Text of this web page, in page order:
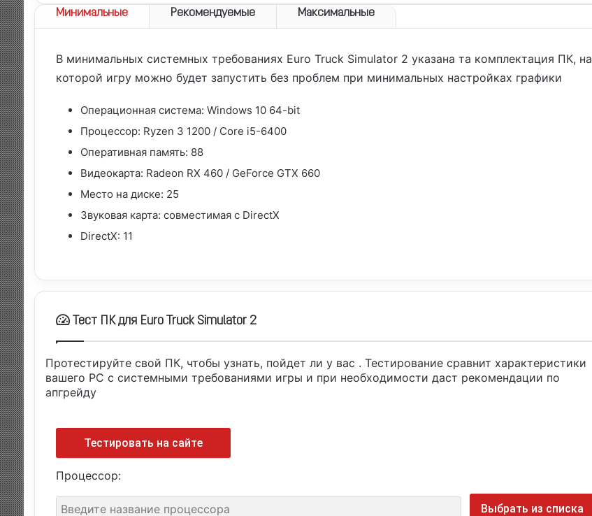
Минимальные Рекомендуемые Максимальные
В минимальных системных требованиях Euro Truck Simulator 2 указана та комплектация ПК, на
которой игру можно будет запустить без проблем при минимальных настройках графики
Операционная система: Windows 10 64-bit
Процессор: Ryzen 3 1200 / Core i5-6400
Оперативная память: 88
Видеокарта: Radeon RX 460 / GeForce GTX 660
Место на диске: 25
Звуковая карта: совместимая с DirectX
DirectX: 11
Тест ПК для Euro Truck Simulator 2
Протестируйте свой ПК, чтобы узнать, пойдет ли у вас . Тестирование сравнит характеристики
вашего PC с системными требованиями игры и при необходимости даст рекомендации по
апгрейду
Тестировать на сайте
Процессор:
Выбрать из списка